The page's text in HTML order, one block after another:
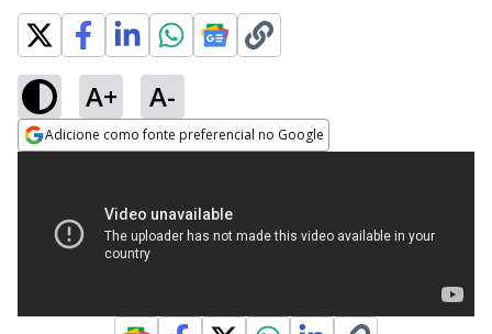
A+ A-
Adicione como fonte preferencial no Google